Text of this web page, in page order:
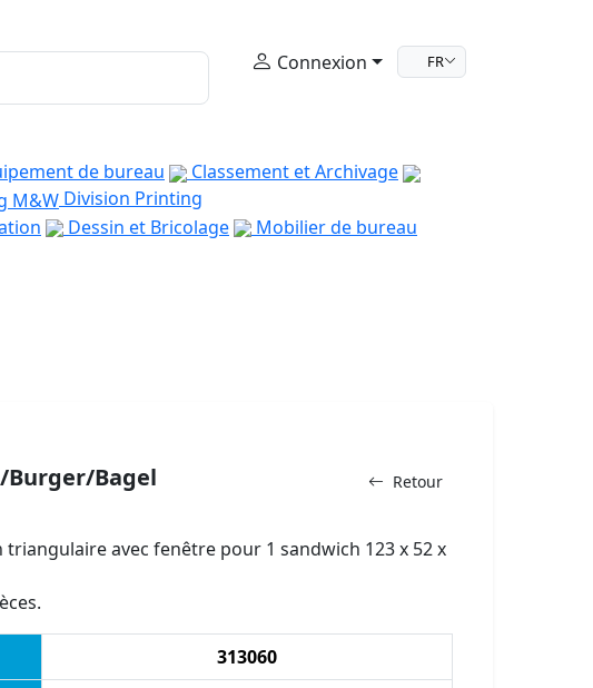
Connexion FR
de bureau
Classement et Archivage
Division Printing
Dessin et Bricolage
Mobilier de bureau
Retour
Burger/Bagel
avec fenêtre pour 1 sandwich 123 x 52 x
313060